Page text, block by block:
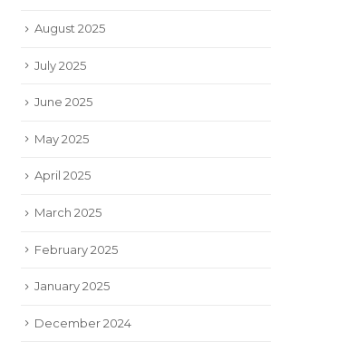
August 2025
July 2025
June 2025
May 2025
April 2025
March 2025
February 2025
January 2025
December 2024